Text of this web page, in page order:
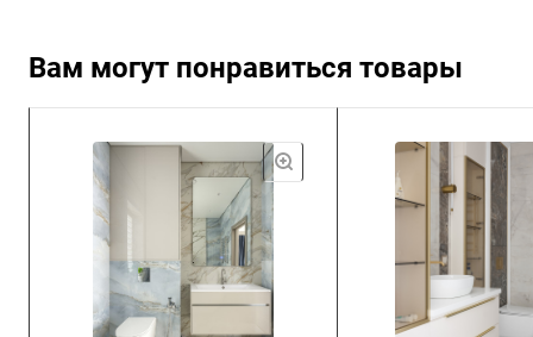
Вам могут понравиться товары